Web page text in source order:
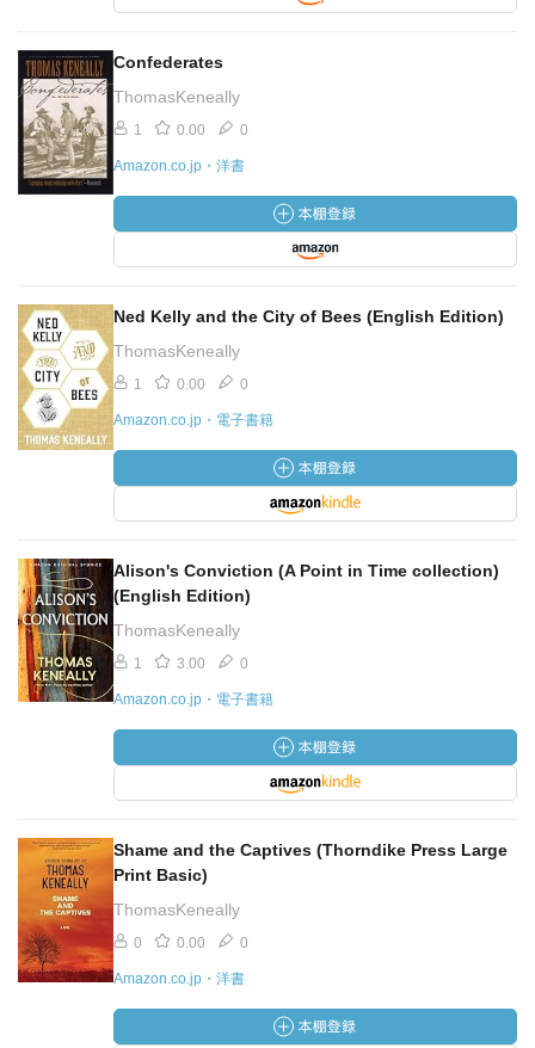
Confederates
ThomasKeneally
1 0.00 0
Amazon.co.jp・洋書
Ned Kelly and the City of Bees (English Edition)
ThomasKeneally
1 0.00 0
Amazon.co.jp・電子書籍
Alison's Conviction (A Point in Time collection)
(English Edition)
ThomasKeneally
1 3.00 0
Amazon.co.jp・電子書籍
Shame and the Captives (Thorndike Press Large
Print Basic)
ThomasKeneally
0 0.00 0
Amazon.co.jp・洋書